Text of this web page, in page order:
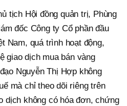
tịch Hội đồng quản trị, Phùng
đốc Công ty Cổ phần đầu
Nam, quá trình hoạt động,
giao dịch mua bán vàng
Nguyễn Thị Hợp không
mà chỉ theo dõi riêng trên
dịch không có hóa đơn, chứng